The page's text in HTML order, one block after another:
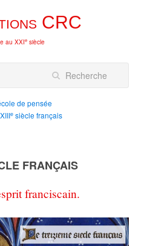
CRC
au XXIe siècle
de pensée
e siècle français
FRANÇAIS
franciscain.